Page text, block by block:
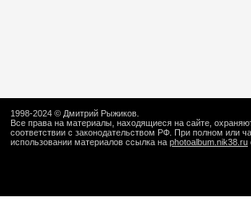
1998-2024 © Дмитрий Рыжиков
Все права на материалы, находящиеся на сайте,
соответствии с законодательством РФ. При полном или
использовании материалов ссылка на photoalbum.nik38.ru